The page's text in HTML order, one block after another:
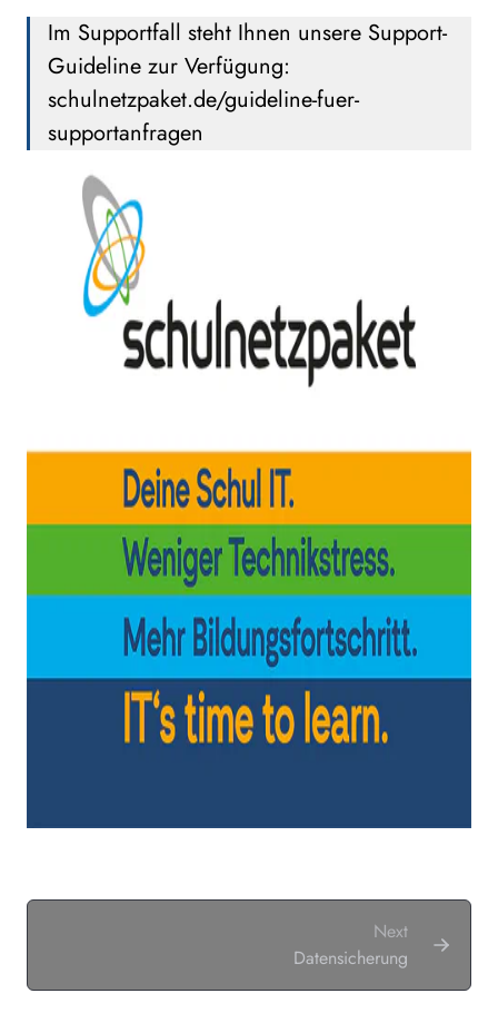
Im Supportfall steht Ihnen unsere Support-
Guideline zur Verfügung:
schulnetzpaket.de/guideline-fuer-
supportanfragen
Next
Datensicherung